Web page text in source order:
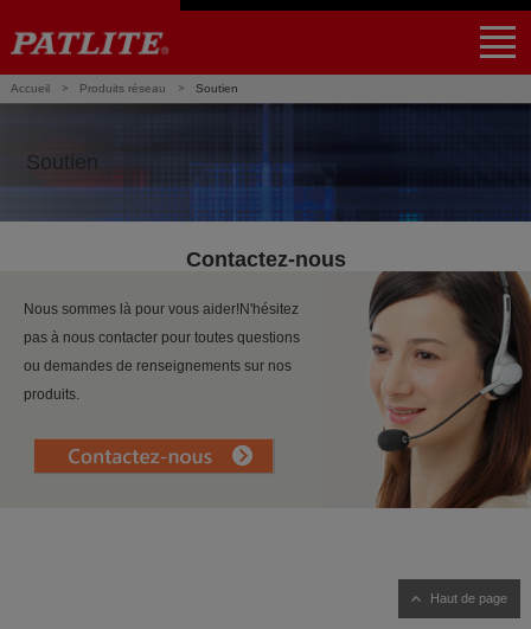
Des produitsNHV4 / NHV6
NHB4 / NHB6
LA6-POE
WE-LAN
LR5-LAN
NE-USB
LR6-USB
PHE-3FB3-RYG
NBM-D88NN
PHC-D08N
Applications
Partenaire
Soutien
Accueil Produits réseau Soutien
Soutien
Contactez-nous
Nous sommes là pour vous aider!N'hésitez
pas à nous contacter pour toutes questions
ou demandes de renseignements sur nos
produits.
Haut de page